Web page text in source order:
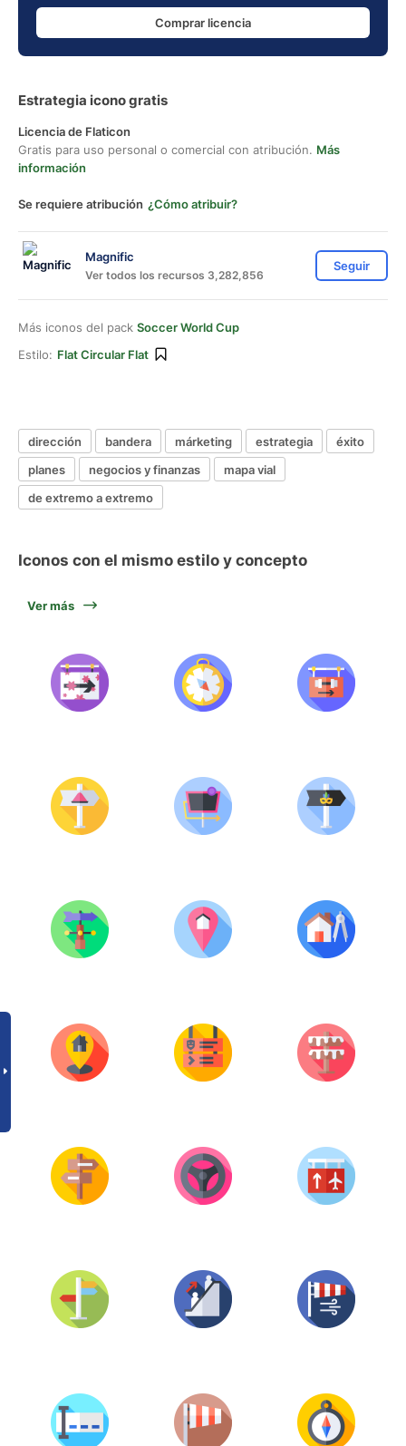
Comprar licencia
Estrategia icono gratis
Licencia de Flaticon
Gratis para uso personal o comercial con atribución. Más
información
Se requiere atribución ¿Cómo atribuir?
Magnific
Ver todos los recursos 3,282,856
Seguir
Más iconos del pack Soccer World Cup
Estilo: Flat Circular Flat
dirección bandera márketing estrategia
éxito
planes
negocios y finanzas
mapa vial
de extremo a extremo
Iconos con el mismo estilo y concepto
Ver más